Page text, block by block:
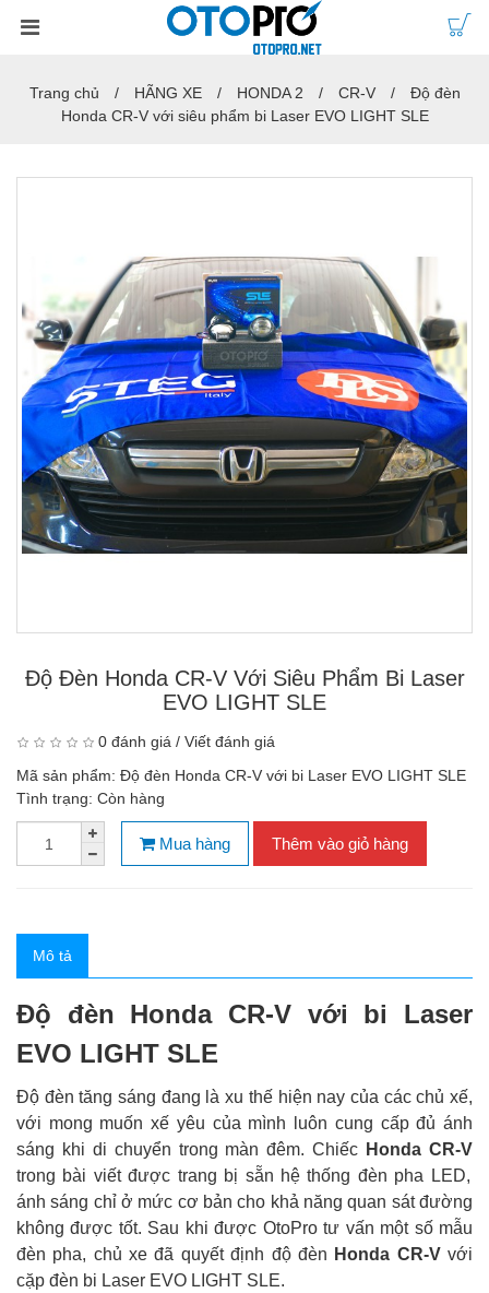
Trang chủ HÃNG XE HONDA 2 CR-V
Độ đèn
Honda CR-V với siêu phẩm bi Laser EVO LIGHT SLE
Độ Đèn Honda CR-V Với Siêu Phẩm Bi Laser
EVO LIGHT SLE
0 đánh giá / Viết đánh giá
Mã sản phẩm: Độ đèn Honda CR-V với bi Laser EVO LIGHT SLE
Tình trạng: Còn hàng
Mua hàng Thêm vào giỏ hàng
Mô tả
Độ đèn Honda CR-V với bi Laser
EVO LIGHT SLE
Độ đèn tăng sáng đang là xu thế hiện nay của các chủ xế,
với mong muốn xế yêu của mình luôn cung cấp đủ ánh
sáng khi di chuyển trong màn đêm. Chiếc Honda CR-V
trong bài viết được trang bị sẵn hệ thống đèn pha LED,
ánh sáng chỉ ở mức cơ bản cho khả năng quan sát đường
không được tốt. Sau khi được OtoPro tư vấn một số mẫu
đèn pha, chủ xe đã quyết định độ đèn Honda CR-Vvới
cặp đèn bi Laser EVO LIGHT SLE.